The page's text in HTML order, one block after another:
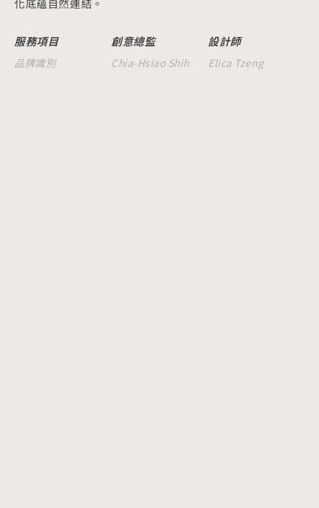
服務項目
品牌識別
創意總監
Chia-Hsiao Shih
設計師
Elica Tzeng